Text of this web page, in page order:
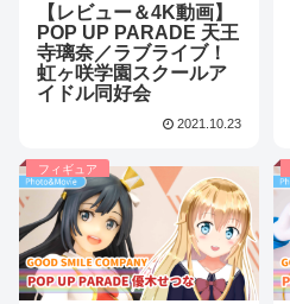
【レビュー＆4K動画】
POP UP PARADE 天王
寺璃奈／ラブライブ！
虹ヶ咲学園スクールア
イドル同好会
2021.10.23
フィギュア